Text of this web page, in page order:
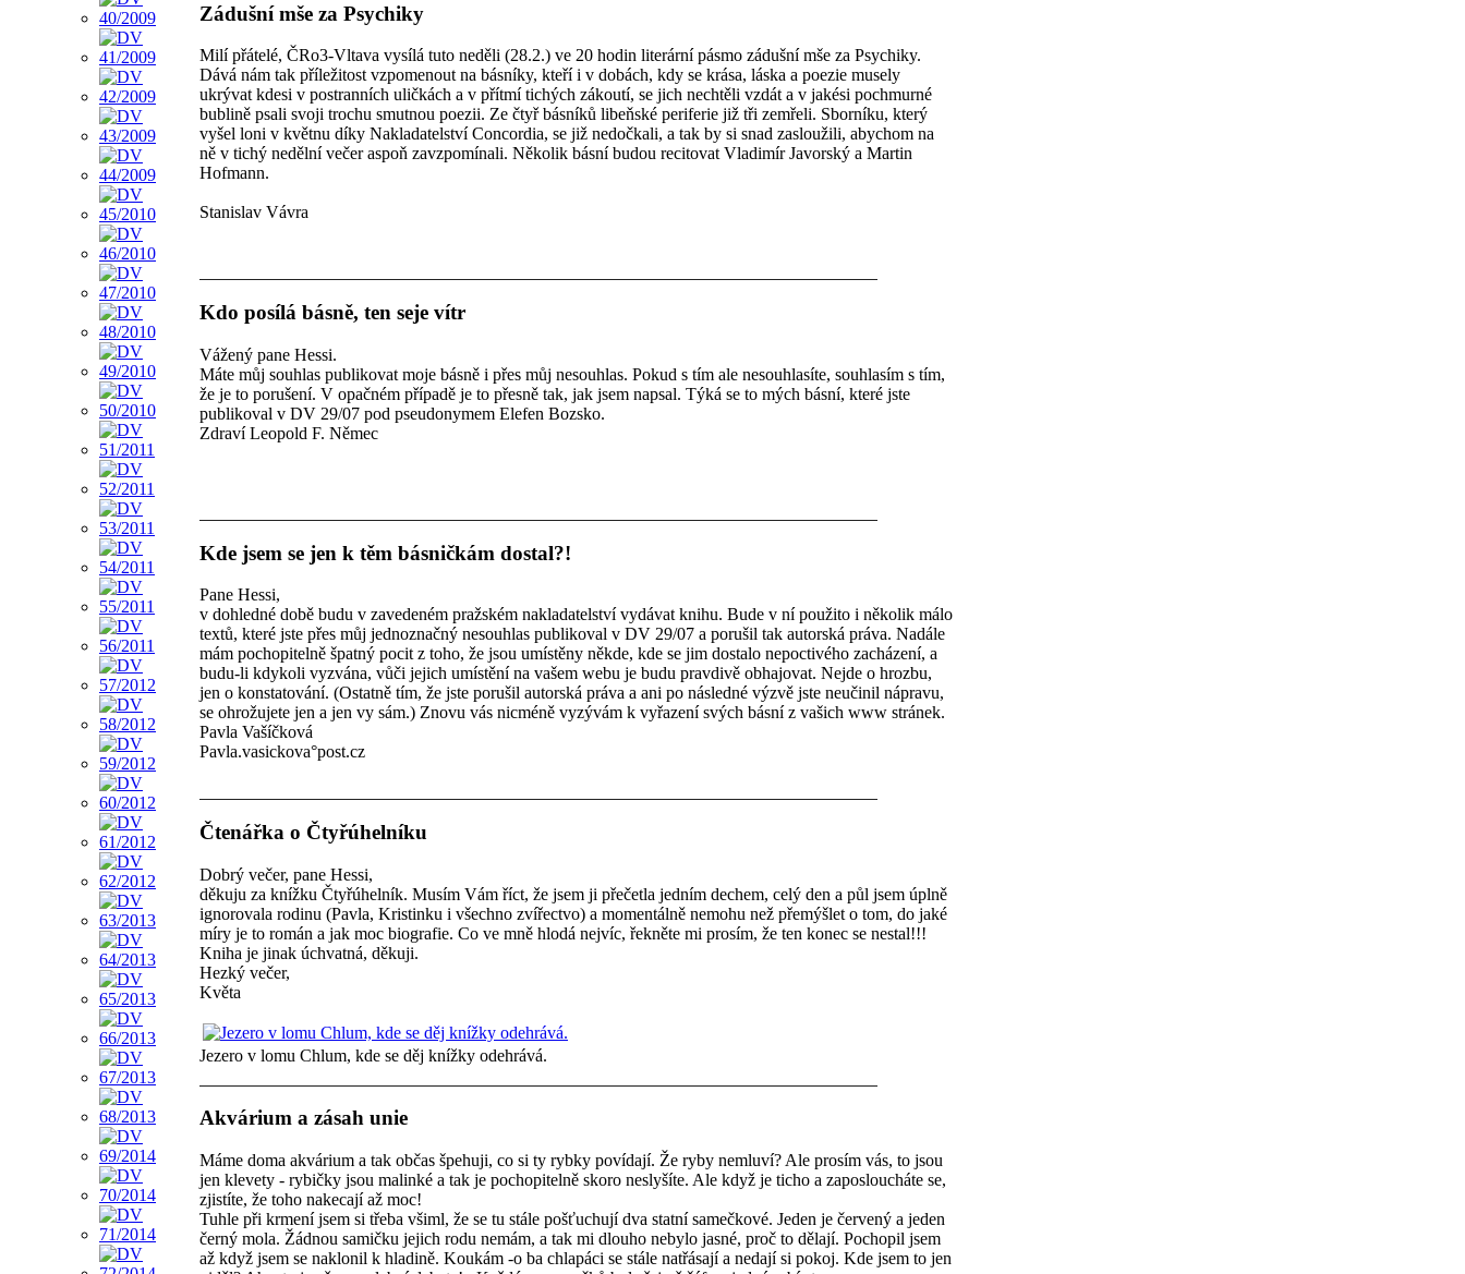
Zádušní mše za Psychiky
Milí přátelé, ČRo3-Vltava vysílá tuto neděli (28.2.) ve 20 hodin literární pásmo zádušní mše za Psychiky.
Dává nám tak příležitost vzpomenout na básníky, kteří i v dobách, kdy se krása, láska a poezie musely
ukrývat kdesi v postranních uličkách a v přítmí tichých zákoutí, se jich nechtěli vzdát a v jakési pochmurné
bublině psali svoji trochu smutnou poezii. Ze čtyř básníků libeňské periferie již tři zemřeli. Sborníku, který
vyšel loni v květnu díky Nakladatelství Concordia, se již nedočkali, a tak by si snad zasloužili, abychom na
ně v tichý nedělní večer aspoň zavzpomínali. Několik básní budou recitovat Vladimír Javorský a Martin
Hofmann.
Stanislav Vávra
Kdo posílá básně, ten seje vítr
Vážený pane Hessi.
Máte můj souhlas publikovat moje básně i přes můj nesouhlas. Pokud s tím ale nesouhlasíte, souhlasím s tím,
že je to porušení. V opačném případě je to přesně tak, jak jsem napsal. Týká se to mých básní, které jste
publikoval v DV 29/07 pod pseudonymem Elefen Bozsko.
Zdraví Leopold F. Němec
Kde jsem se jen k těm básničkám dostal?!
Pane Hessi,
v dohledné době budu v zavedeném pražském nakladatelství vydávat knihu. Bude v ní použito i několik málo
textů, které jste přes můj jednoznačný nesouhlas publikoval v DV 29/07 a porušil tak autorská práva. Nadále
mám pochopitelně špatný pocit z toho, že jsou umístěny někde, kde se jim dostalo nepoctivého zacházení, a
budu-li kdykoli vyzvána, vůči jejich umístění na vašem webu je budu pravdivě obhajovat. Nejde o hrozbu,
jen o konstatování. (Ostatně tím, že jste porušil autorská práva a ani po následné výzvě jste neučinil nápravu,
se ohrožujete jen a jen vy sám.) Znovu vás nicméně vyzývám k vyřazení svých básní z vašich www stránek.
Pavla Vašíčková
Pavla.vasickova°post.cz
Čtenářka o Čtyřúhelníku
Dobrý večer, pane Hessi,
děkuju za knížku Čtyřúhelník. Musím Vám říct, že jsem ji přečetla jedním dechem, celý den a půl jsem úplně
ignorovala rodinu (Pavla, Kristinku i všechno zvířectvo) a momentálně nemohu než přemýšlet o tom, do jaké
míry je to román a jak moc biografie. Co ve mně hlodá nejvíc, řekněte mi prosím, že ten konec se nestal!!!
Kniha je jinak úchvatná, děkuji.
Hezký večer,
Květa
Jezero v lomu Chlum, kde se děj knížky odehrává.
Akvárium a zásah unie
Máme doma akvárium a tak občas špehuji, co si ty rybky povídají. Že ryby nemluví? Ale prosím vás, to jsou
jen klevety - rybičky jsou malinké a tak je pochopitelně skoro neslyšíte. Ale když je ticho a zaposloucháte se,
zjistíte, že toho nakecají až moc!
Tuhle při krmení jsem si třeba všiml, že se tu stále pošťuchují dva statní samečkové. Jeden je červený a jeden
černý mola. Žádnou samičku jejich rodu nemám, a tak mi dlouho nebylo jasné, proč to dělají. Pochopil jsem
až když jsem se naklonil k hladině. Koukám -o ba chlapáci se stále natřásají a nedají si pokoj. Kde jsem to jen